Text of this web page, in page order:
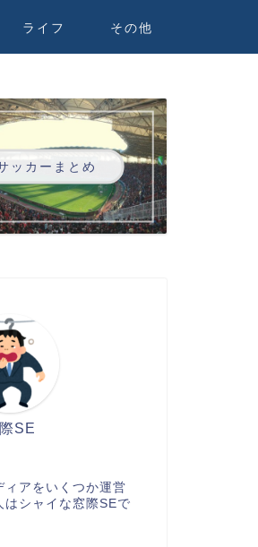
ライフ その他
ッカーまとめ
SE
ィアをいくつか運営
はシャイな窓際SEで